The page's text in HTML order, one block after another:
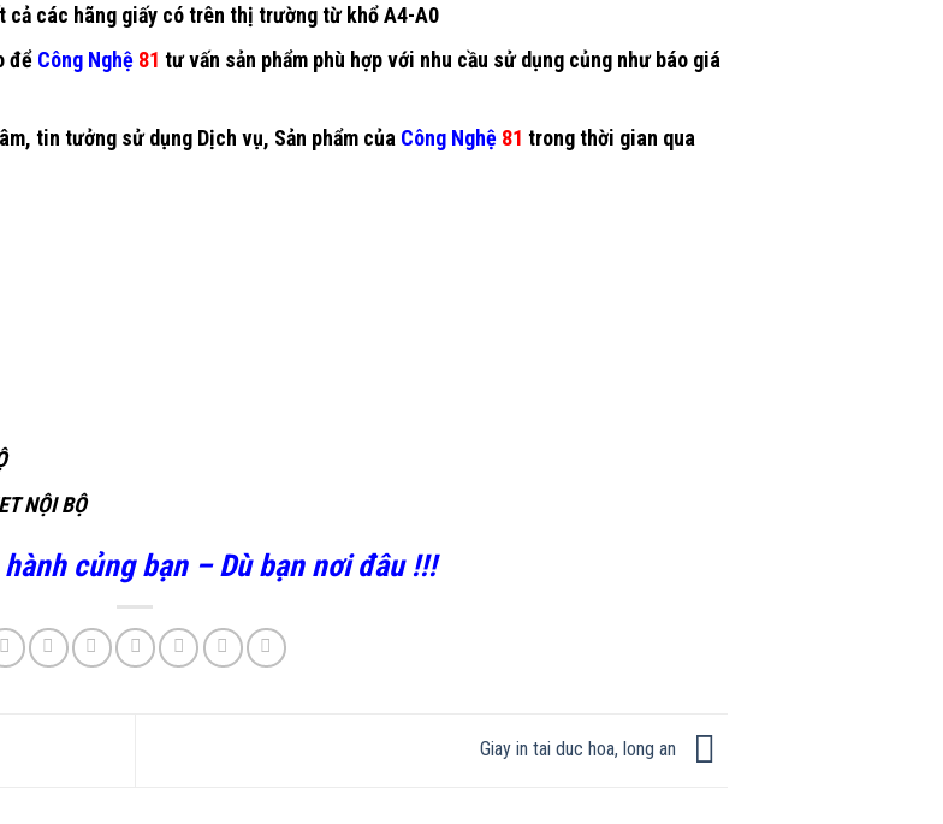
cả các hãng giấy có trên thị trường từ khổ A4-A0
để Công Nghệ 81 tư vấn sản phẩm phù hợp với nhu cầu sử dụng củng như báo giá
tin tưởng sử dụng Dịch vụ, Sản phẩm của Công Nghệ 81 trong thời gian qua
NỘI BỘ
củng bạn – Dù bạn nơi đâu !!!
Giay in tai duc hoa, long an